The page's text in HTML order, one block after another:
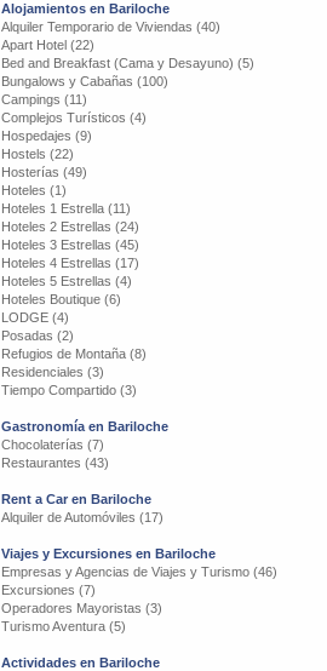
Alojamientos en Bariloche
Alquiler Temporario de Viviendas (40)
Apart Hotel (22)
Bed and Breakfast (Cama y Desayuno) (5)
Bungalows y Cabañas (100)
Campings (11)
Complejos Turísticos (4)
Hospedajes (9)
Hostels (22)
Hosterías (49)
Hoteles (1)
Hoteles 1 Estrella (11)
Hoteles 2 Estrellas (24)
Hoteles 3 Estrellas (45)
Hoteles 4 Estrellas (17)
Hoteles 5 Estrellas (4)
Hoteles Boutique (6)
LODGE (4)
Posadas (2)
Refugios de Montaña (8)
Residenciales (3)
Tiempo Compartido (3)
Gastronomía en Bariloche
Chocolaterías (7)
Restaurantes (43)
Rent a Car en Bariloche
Alquiler de Automóviles (17)
Viajes y Excursiones en Bariloche
Empresas y Agencias de Viajes y Turismo (46)
Excursiones (7)
Operadores Mayoristas (3)
Turismo Aventura (5)
Actividades en Bariloche